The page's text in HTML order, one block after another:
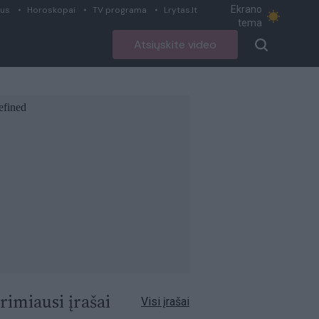
Horoskopai TV programa Lrytas.lt
Ekrano
tema
Atsiųskite video
įrašai Visi įrašai